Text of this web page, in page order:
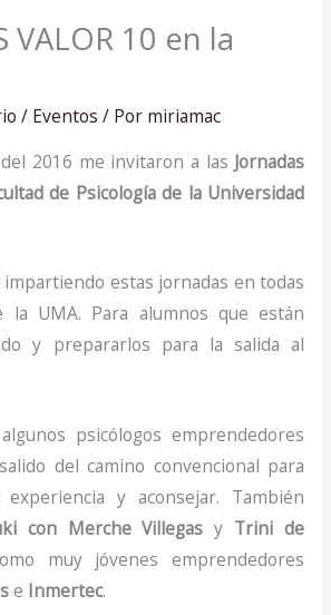
VALOR 10 en la
/ Eventos / Por miriamac
2016 me invitaron a las Jornadas
de Psicología de la Universidad
estas jornadas en todas
la UMA. Para alumnos que están
y prepararlos para la salida al
psicólogos emprendedores
del camino convencional para
y aconsejar. También
con Merche Villegas y Trini de
muy jóvenes emprendedores
e Inmertec.